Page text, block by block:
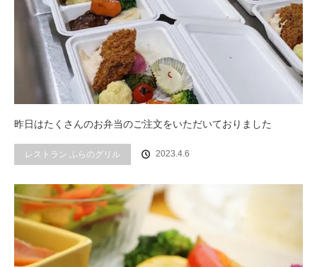
昨日はたくさんのお弁当のご注文をいただいておりました
レストラン ふらのグリル 2023.4.6